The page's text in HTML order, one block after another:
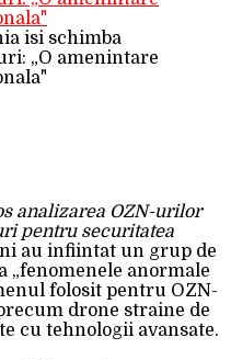
isi schimba
„O amenintare
analizarea OZN-urilor
pentru securitatea
au infiintat un grup de
„fenomenele anormale
folosit pentru OZN-
drone straine de
cu tehnologii avansate.